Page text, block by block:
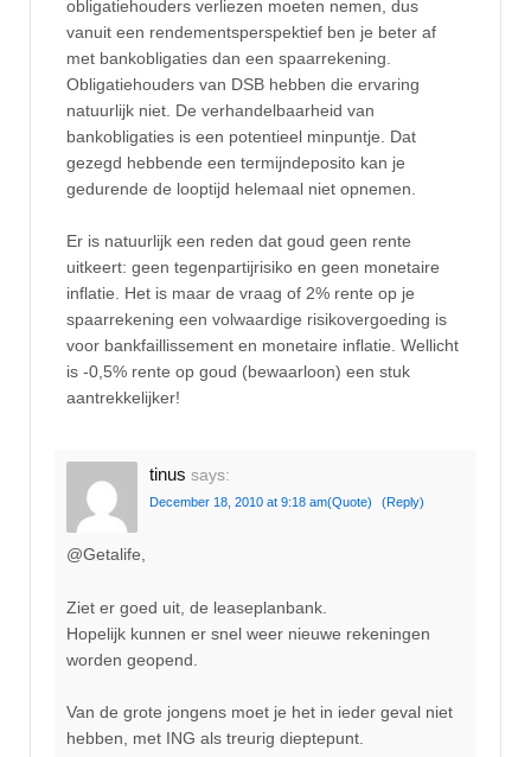
obligatiehouders verliezen moeten nemen, dus
vanuit een rendementsperspektief ben je beter af
met bankobligaties dan een spaarrekening.
Obligatiehouders van DSB hebben die ervaring
natuurlijk niet. De verhandelbaarheid van
bankobligaties is een potentieel minpuntje. Dat
gezegd hebbende een termijndeposito kan je
gedurende de looptijd helemaal niet opnemen.
Er is natuurlijk een reden dat goud geen rente
uitkeert: geen tegenpartijrisiko en geen monetaire
inflatie. Het is maar de vraag of 2% rente op je
spaarrekening een volwaardige risikovergoeding is
voor bankfaillissement en monetaire inflatie. Wellicht
is -0,5% rente op goud (bewaarloon) een stuk
aantrekkelijker!
tinus says:
December 18, 2010 at 9:18 am(Quote) (Reply)
@Getalife,
Ziet er goed uit, de leaseplanbank.
Hopelijk kunnen er snel weer nieuwe rekeningen
worden geopend.
Van de grote jongens moet je het in ieder geval niet
hebben, met ING als treurig dieptepunt.